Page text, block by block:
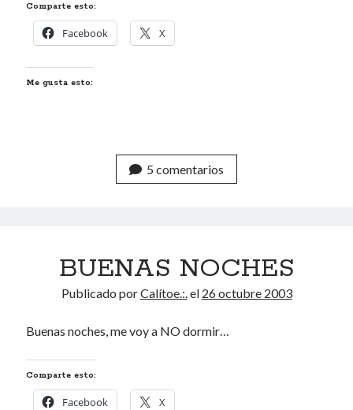
Comparte esto:
Facebook X
Me gusta esto:
5 comentarios
BUENAS NOCHES
Publicado porCalítoe.:.el 26 octubre 2003
Buenas noches, me voy a NO dormir…
Comparte esto:
Facebook X